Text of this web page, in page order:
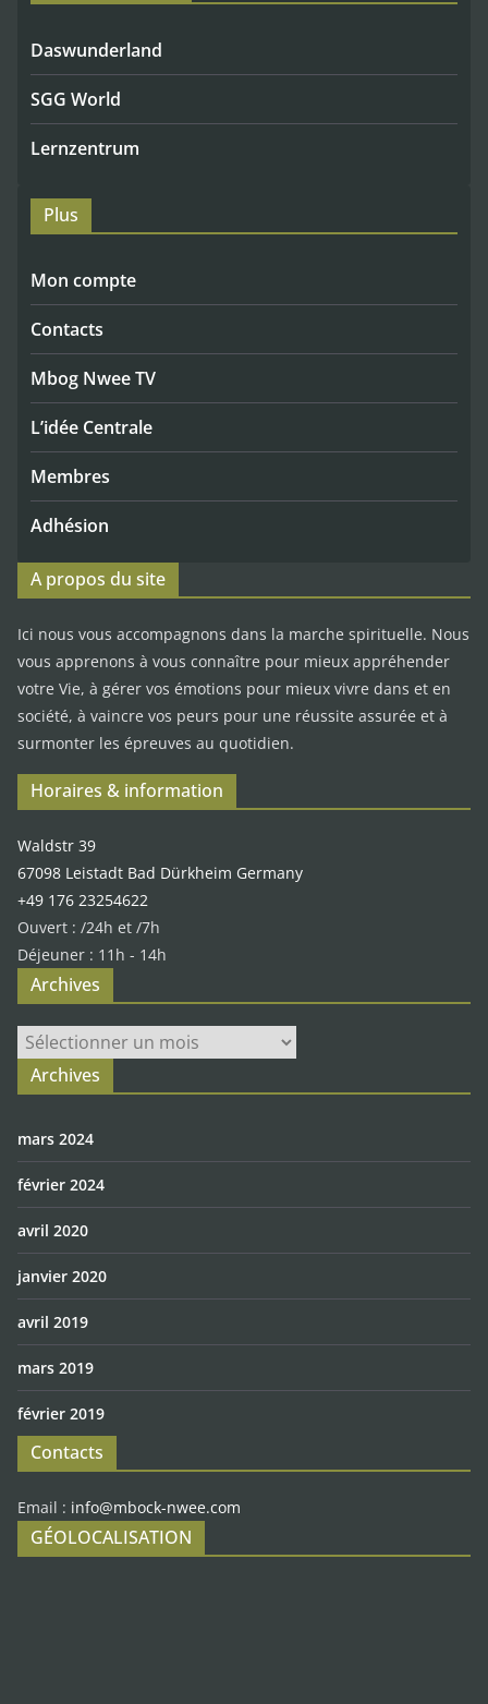
Daswunderland
SGG World
Lernzentrum
Plus
Mon compte
Contacts
Mbog Nwee TV
L’idée Centrale
Membres
Adhésion
A propos du site
Ici nous vous accompagnons dans la marche spirituelle. Nous
vous apprenons à vous connaître pour mieux appréhender
votre Vie, à gérer vos émotions pour mieux vivre dans et en
société, à vaincre vos peurs pour une réussite assurée et à
surmonter les épreuves au quotidien.
Horaires & information
Waldstr 39
67098 Leistadt Bad Dürkheim Germany
+49 176 23254622
Ouvert : /24h et /7h
Déjeuner : 11h - 14h
Archives
Archives
Archives
mars 2024
février 2024
avril 2020
janvier 2020
avril 2019
mars 2019
février 2019
Contacts
Email : info@mbock-nwee.com
GÉOLOCALISATION